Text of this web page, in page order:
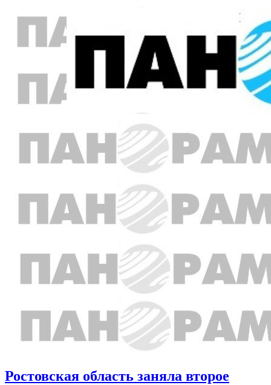
Ростовская область заняла второе